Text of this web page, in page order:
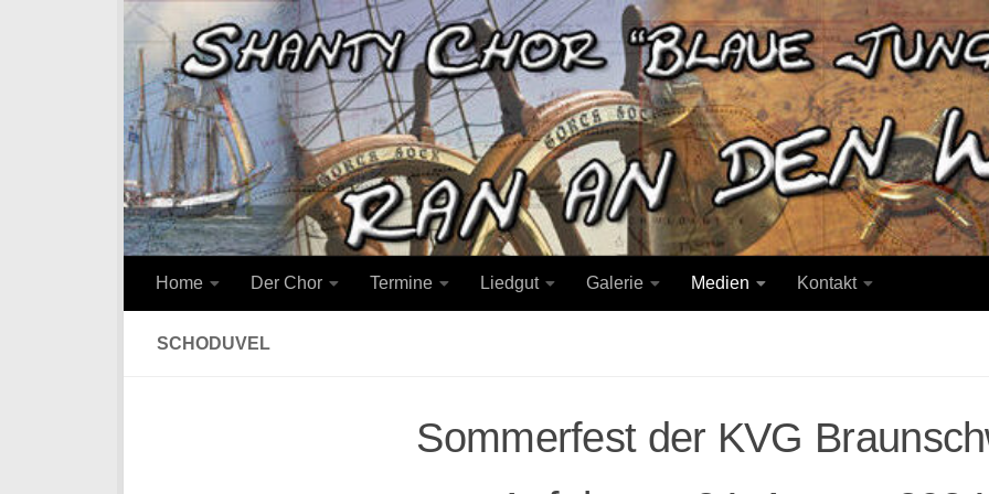
Zum Inhalt springen
Home Der Chor Termine Liedgut Galerie Medien Kontakt
SCHODUVEL
Sommerfest der KVG